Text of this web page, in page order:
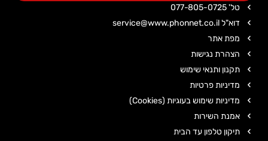
טל' 077-805-0725
דוא"ל service@www.phonnet.co.il
מפת אתר
הצהרת נגישות
תקנון ותנאי שימוש
מדיניות פרטיות
מדיניות שימוש בעוגיות (Cookies)
אמנת השירות
תיקון טלפון עד הבית